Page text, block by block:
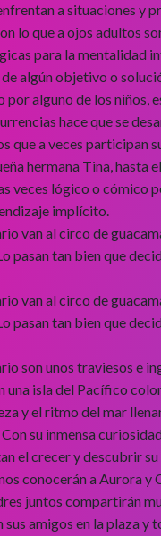
a situaciones y
lo que a ojos adultos
para la mentalidad
algún objetivo o
alguno de los niños,
hace que se
que a veces participan
hermana Tina, hasta
veces lógico o cómico
implícito.
van al circo de
pasan tan bien que
van al circo de
pasan tan bien que
son unos traviesos e
una isla del Pacífico
y el ritmo del mar
su inmensa
el crecer y descubrir
conocerán a Aurora y
juntos compartirán
amigos en la plaza y